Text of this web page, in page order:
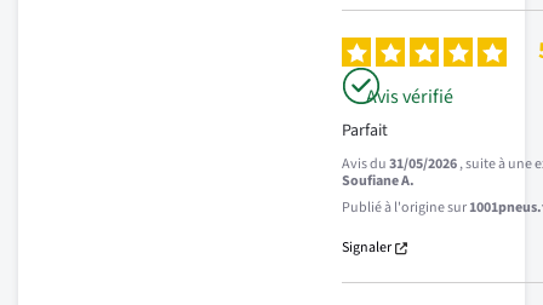
Avis vérifié
Parfait
Avis du31/05/2026, suite à une
Soufiane A.
Publié à l'origine sur
Signaler